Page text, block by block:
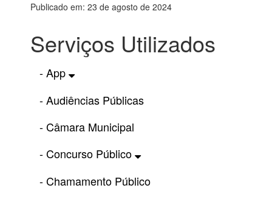
Publicado em: 23 de agosto de 2024
Serviços Utilizados
- App
- Audiências Públicas
- Câmara Municipal
- Concurso Público
- Chamamento Público